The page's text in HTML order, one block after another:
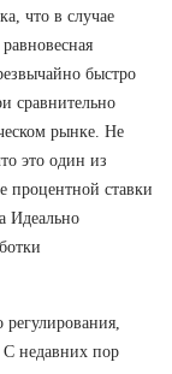
что в случае
быстро
сравнительно
рынке. Не
это один из
процентной ставки
Идеально
С недавних пор